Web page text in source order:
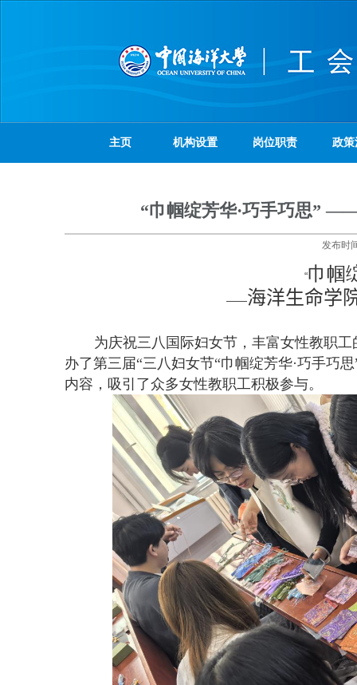
主页 机构设置 岗位职责 政策
“巾帼绽芳华·巧手巧思”
发布时
“巾帼
——海洋生命学
为庆祝三八国际妇女节，丰富女性教职
办了第三届“三八妇女节“巾帼绽芳华·巧手巧
内容，吸引了众多女性教职工积极参与。